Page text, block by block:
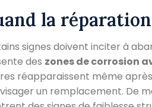
la
signes doivent inciter à
des zones de corrosion
réapparaissent même
un remplacement. De